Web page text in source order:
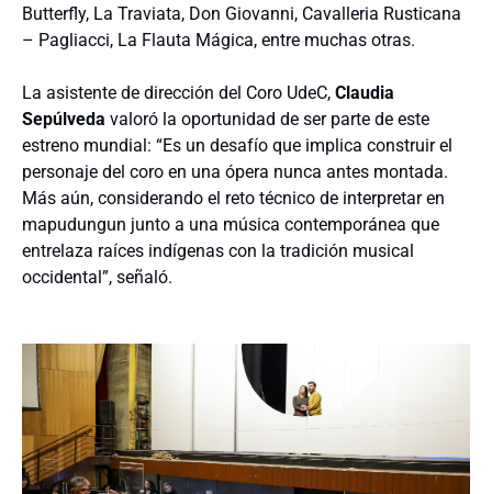
Butterfly, La Traviata, Don Giovanni, Cavalleria Rusticana
– Pagliacci, La Flauta Mágica, entre muchas otras.
La asistente de dirección del Coro UdeC, Claudia
Sepúlveda valoró la oportunidad de ser parte de este
estreno mundial: “Es un desafío que implica construir el
personaje del coro en una ópera nunca antes montada.
Más aún, considerando el reto técnico de interpretar en
mapudungun junto a una música contemporánea que
entrelaza raíces indígenas con la tradición musical
occidental”, señaló.